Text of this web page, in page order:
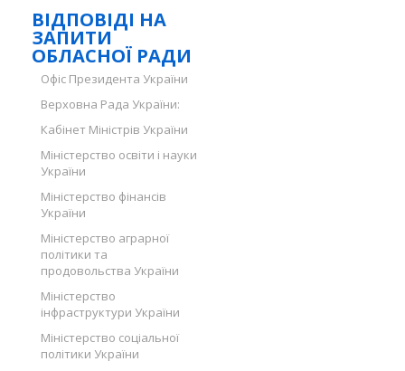
ВІДПОВІДІ НА
ЗАПИТИ
ОБЛАСНОЇ РАДИ
Офіс Президента України
Верховна Рада України:
Кабінет Міністрів України
Міністерство освіти і науки
України
Міністерство фінансів
України
Міністерство аграрної
політики та
продовольства України
Міністерство
інфраструктури України
Міністерство соціальної
політики України